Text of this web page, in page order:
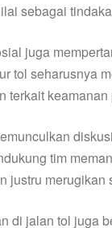
sebagai
juga
tol seharusnya
terkait
tim
justru merugikan
di jalan tol juga